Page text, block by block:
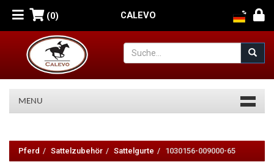
(0) CALEVO
MENU
Pferd Sattelzubehör Sattelgurte 1030156-009000-65